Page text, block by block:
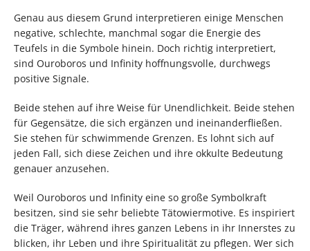
Genau aus diesem Grund interpretieren einige Menschen
negative, schlechte, manchmal sogar die Energie des
Teufels in die Symbole hinein. Doch richtig interpretiert,
sind Ouroboros und Infinity hoffnungsvolle, durchwegs
positive Signale.
Beide stehen auf ihre Weise für Unendlichkeit. Beide stehen
für Gegensätze, die sich ergänzen und ineinanderfließen.
Sie stehen für schwimmende Grenzen. Es lohnt sich auf
jeden Fall, sich diese Zeichen und ihre okkulte Bedeutung
genauer anzusehen.
Weil Ouroboros und Infinity eine so große Symbolkraft
besitzen, sind sie sehr beliebte Tätowiermotive. Es inspiriert
die Träger, während ihres ganzen Lebens in ihr Innerstes zu
blicken, ihr Leben und ihre Spiritualität zu pflegen. Wer sich